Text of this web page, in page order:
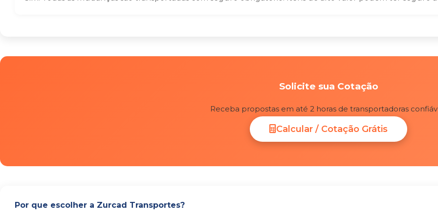
Solicite sua Cotação
Receba propostas em até 2 horas de transportadoras
Calcular / Cotação Grátis
Por que escolher a Zurcad Transportes?